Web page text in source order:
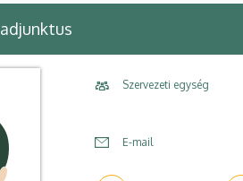
adjunktus
Szervezeti egység
E-mail